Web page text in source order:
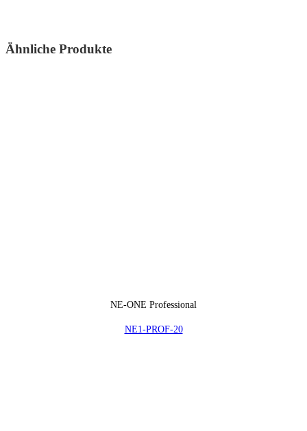
Ähnliche Produkte
NE-ONE Professional
NE1-PROF-20